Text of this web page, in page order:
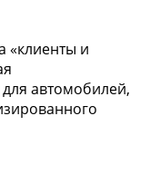
«клиенты и
автомобилей,